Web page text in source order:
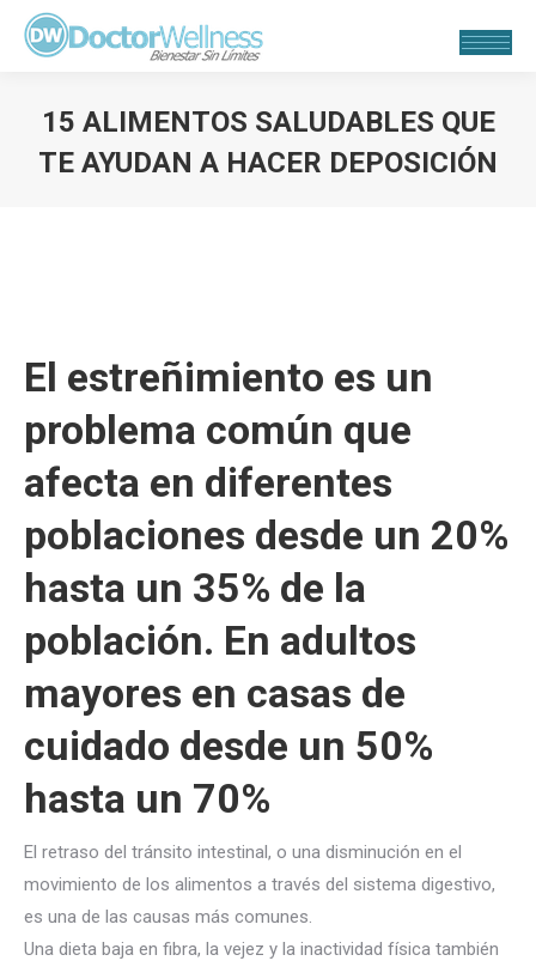
15 ALIMENTOS SALUDABLES QUE
TE AYUDAN A HACER DEPOSICIÓN
El estreñimiento es un
problema común que
afecta en diferentes
poblaciones desde un 20%
hasta un 35% de la
población. En adultos
mayores en casas de
cuidado desde un 50%
hasta un 70%
El retraso del tránsito intestinal, o una disminución en el
movimiento de los alimentos a través del sistema digestivo,
es una de las causas más comunes.
Una dieta baja en fibra, la vejez y la inactividad física también